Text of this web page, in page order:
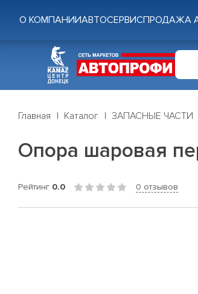
О КОМПАНИИАВТОСЕРВИСПРОДАЖА
Главная Каталог ЗАПАСНЫЕ ЧАСТИ
Опора шаровая
Рейтинг 0.0 0 отзывов